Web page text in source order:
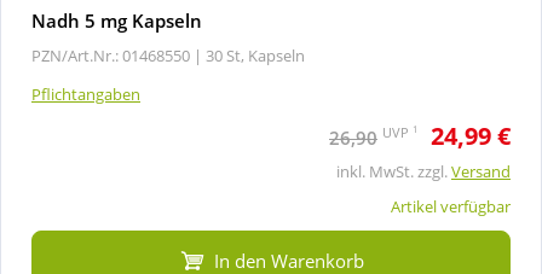
Nadh 5 mg Kapseln
PZN/Art.Nr.: 01468550 | 30 St, Kapseln
Pflichtangaben
26,90 UVP 1 24,99 €
inkl. MwSt. zzgl.Versand
Artikel verfügbar
In den Warenkorb